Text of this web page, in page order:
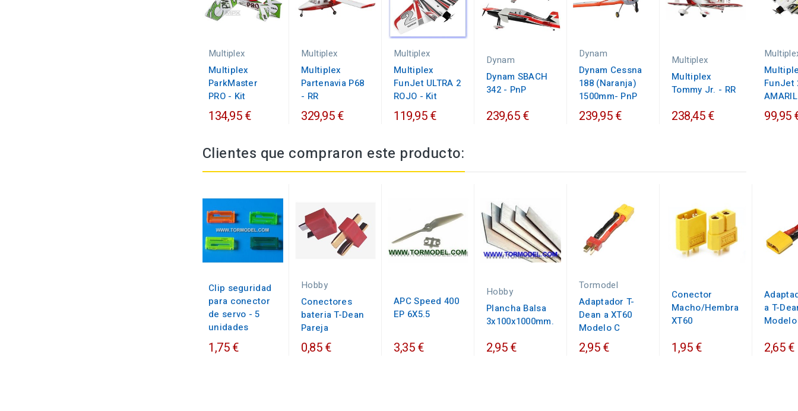
Multiplex
Multiplex
ParkMaster
PRO - Kit
134,95 €
Multiplex
Multiplex
Partenavia P68
- RR
329,95 €
Multiplex
Multiplex
FunJet ULTRA 2
ROJO - Kit
119,95 €
Dynam
Dynam SBACH
342 - PnP
239,65 €
Dynam
Dynam Cessna
188 (Naranja)
1500mm- PnP
239,95 €
Multiplex
Multiplex
Tommy Jr. - RR
238,45 €
FunJet
99,95
Clientes que compraron este producto:
Clip seguridad
para conector
de servo - 5
unidades
1,75 €
Hobby
Conectores
bateria T-Dean
Pareja
0,85 €
APC Speed 400
EP 6X5.5
3,35 €
Hobby
Plancha Balsa
3x100x1000mm.
2,95 €
Tormodel
Adaptador T-
Dean a XT60
Modelo C
2,95 €
Conector
Macho/Hembra
XT60
1,95 €
a T-
2,65 €